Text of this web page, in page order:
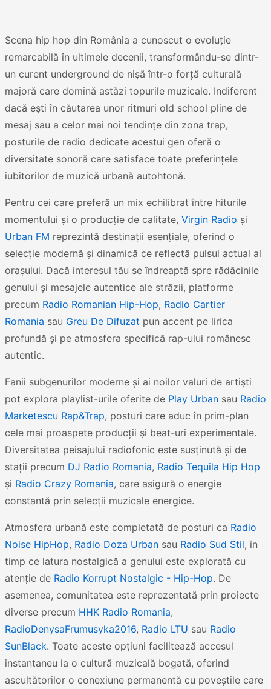
Scena hip hop din România a cunoscut o evoluție
remarcabilă în ultimele decenii, transformându-se dintr-
un curent underground de nișă într-o forță culturală
majoră care domină astăzi topurile muzicale. Indiferent
dacă ești în căutarea unor ritmuri old school pline de
mesaj sau a celor mai noi tendințe din zona trap,
posturile de radio dedicate acestui gen oferă o
diversitate sonoră care satisface toate preferințele
iubitorilor de muzică urbană autohtonă.
Pentru cei care preferă un mix echilibrat între hiturile
momentului și o producție de calitate, Virgin Radio și
Urban FM reprezintă destinații esențiale, oferind o
selecție modernă și dinamică ce reflectă pulsul actual al
orașului. Dacă interesul tău se îndreaptă spre rădăcinile
genului și mesajele autentice ale străzii, platforme
precum Radio Romanian Hip-Hop, Radio Cartier
Romania sau Greu De Difuzat pun accent pe lirica
profundă și pe atmosfera specifică rap-ului românesc
autentic.
Fanii subgenurilor moderne și ai noilor valuri de artiști
pot explora playlist-urile oferite de Play Urban sau Radio
Marketescu Rap&Trap, posturi care aduc în prim-plan
cele mai proaspete producții și beat-uri experimentale.
Diversitatea peisajului radiofonic este susținută și de
stații precum DJ Radio Romania, Radio Tequila Hip Hop
și Radio Crazy Romania, care asigură o energie
constantă prin selecții muzicale energice.
Atmosfera urbană este completată de posturi ca Radio
Noise HipHop, Radio Doza Urban sau Radio Sud Stil, în
timp ce latura nostalgică a genului este explorată cu
atenție de Radio Korrupt Nostalgic - Hip-Hop. De
asemenea, comunitatea este reprezentată prin proiecte
diverse precum HHK Radio Romania,
RadioDenysaFrumusyka2016, Radio LTU sau Radio
SunBlack. Toate aceste opțiuni facilitează accesul
instantaneu la o cultură muzicală bogată, oferind
ascultătorilor o conexiune permanentă cu poveștile care